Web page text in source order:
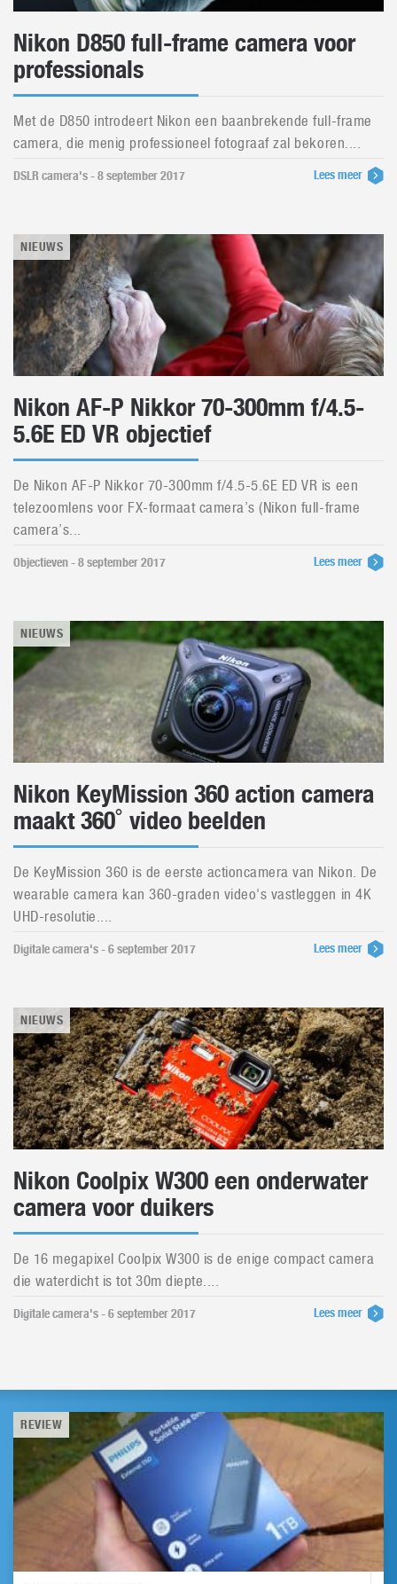
Nikon D850 full-frame camera voor
professionals
Met de D850 introdeert Nikon een baanbrekende full-frame
camera, die menig professioneel fotograaf zal bekoren....
DSLR camera's - 8 september 2017 Lees meer
NIEUWS
Nikon AF-P Nikkor 70-300mm f/4.5-
5.6E ED VR objectief
De Nikon AF-P Nikkor 70-300mm f/4.5-5.6E ED VR is een
telezoomlens voor FX-formaat camera’s (Nikon full-frame
camera’s...
Objectieven - 8 september 2017 Lees meer
NIEUWS
Nikon KeyMission 360 action camera
maakt 360˚ video beelden
De KeyMission 360 is de eerste actioncamera van Nikon. De
wearable camera kan 360-graden video's vastleggen in 4K
UHD-resolutie....
Digitale camera's - 6 september 2017 Lees meer
NIEUWS
Nikon Coolpix W300 een onderwater
camera voor duikers
De 16 megapixel Coolpix W300 is de enige compact camera
die waterdicht is tot 30m diepte....
Digitale camera's - 6 september 2017 Lees meer
REVIEW